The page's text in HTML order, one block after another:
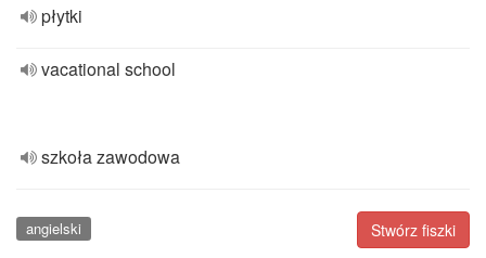
płytki
vacational school
szkoła zawodowa
Stwórz fiszki
angielski